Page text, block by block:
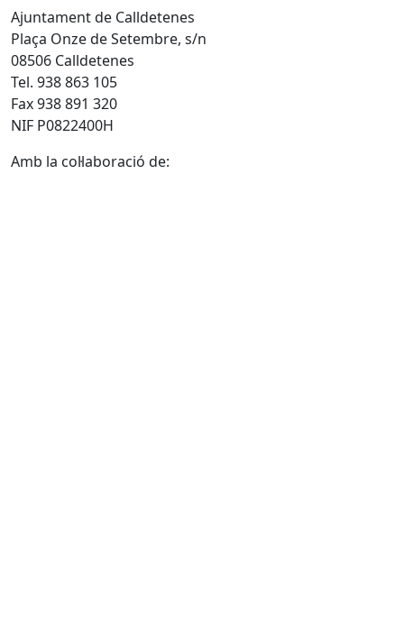
Ajuntament de Calldetenes
Plaça Onze de Setembre, s/n
08506 Calldetenes
Tel. 938 863 105
Fax 938 891 320
NIF P0822400H
Amb la col·laboració de: